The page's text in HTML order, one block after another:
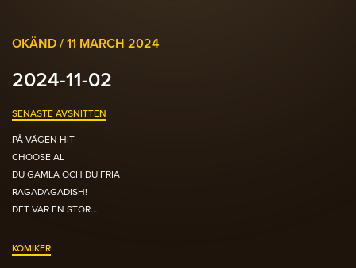
OKÄND / 11 MARCH 2024
2024-11-02
SENASTE AVSNITTEN
PÅ VÄGEN HIT
CHOOSE AL
DU GAMLA OCH DU FRIA
RAGADAGADISH!
DET VAR EN STOR…
KOMIKER